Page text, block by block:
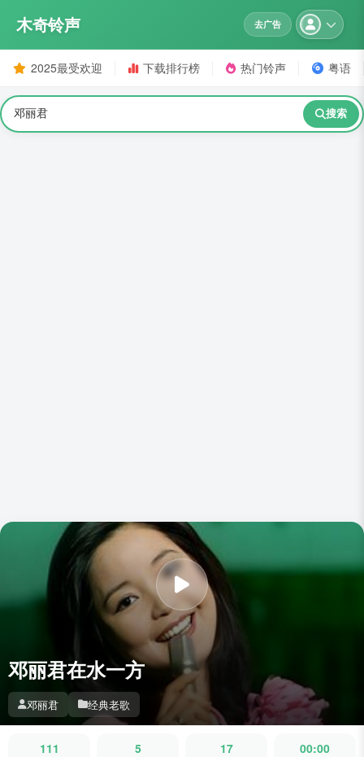
木奇铃声 去广告
2025最受欢迎 下载排行榜 热门铃声 粤语
搜索
邓丽君在水一方
邓丽君 经典老歌
111 5 17 00:00